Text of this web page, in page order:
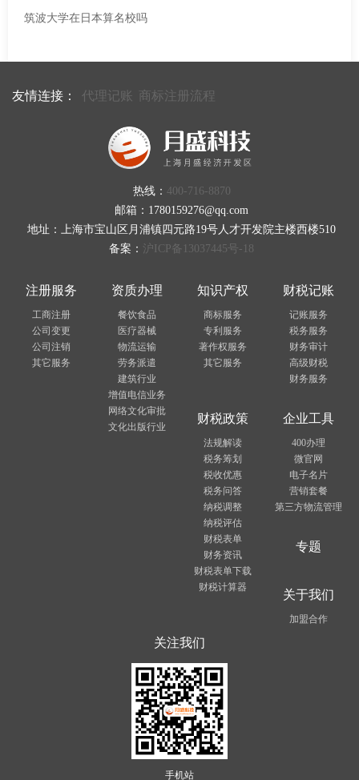
筑波大学在日本算名校吗
友情连接： 代理记账 商标注册流程
热线： 400-716-8870
邮箱：1780159276@qq.com
地址：上海市宝山区月浦镇四元路19号人才开发院主楼西楼510
备案： 沪ICP备13037445号-18
注册服务
工商注册
公司变更
公司注销
其它服务
资质办理
餐饮食品
医疗器械
物流运输
劳务派遣
建筑行业
增值电信业务
网络文化审批
文化出版行业
知识产权
商标服务
专利服务
著作权服务
其它服务
财税记账
记账服务
税务服务
财务审计
高级财税
财务服务
财税政策
法规解读
税务筹划
税收优惠
税务问答
纳税调整
纳税评估
财税表单
财务资讯
财税表单下载
财税计算器
企业工具
400办理
微官网
电子名片
营销套餐
第三方物流管理
专题
关于我们
加盟合作
关注我们
手机站